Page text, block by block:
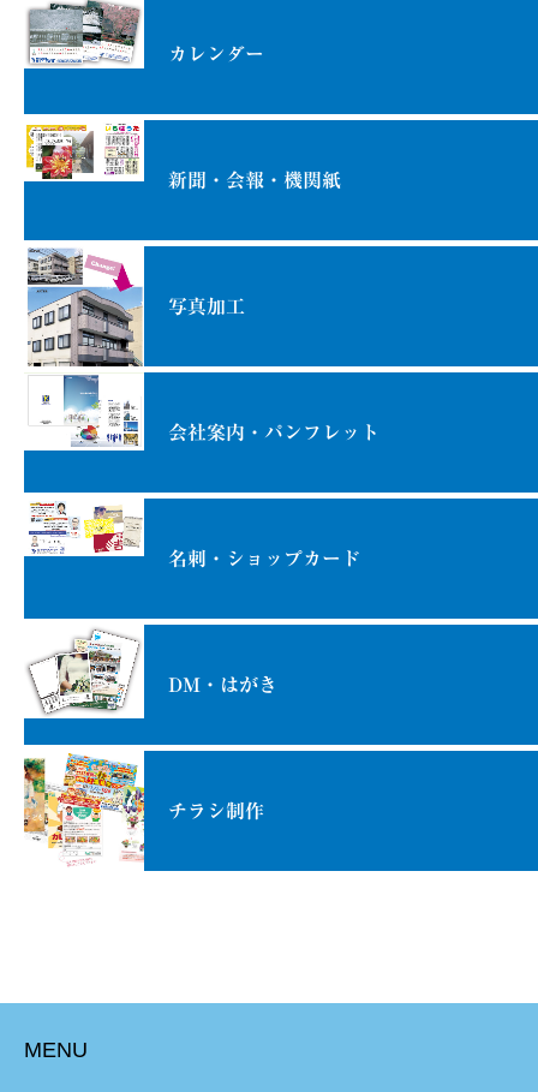
カレンダー
新聞・会報・機関紙
写真加工
会社案内・パンフレット
名刺・ショップカード
DM・はがき
チラシ制作
MENU